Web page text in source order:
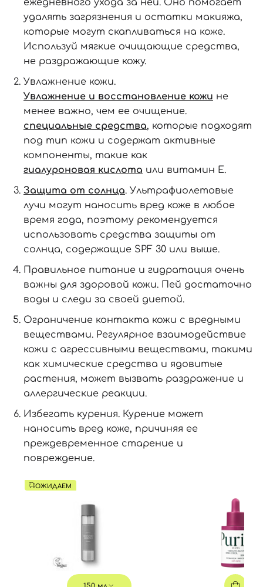
удалять загрязнения и остатки макияжа,
которые могут скапливаться на коже.
Используй мягкие очищающие средства,
не раздражающие кожу.
Увлажнение кожи.
Увлажнение и восстановление кожи не
менее важно, чем ее очищение.
специальные средства, которые подходят
под тип кожи и содержат активные
компоненты, такие как
гиалуроновая кислота или витамин Е.
Защита от солнца. Ультрафиолетовые
лучи могут наносить вред коже в любое
время года, поэтому рекомендуется
использовать средства защиты от
солнца, содержащие SPF 30 или выше.
Правильное питание и гидратация очень
важны для здоровой кожи. Пей достаточно
воды и следи за своей диетой.
Ограничение контакта кожи с вредными
веществами. Регулярное взаимодействие
кожи с агрессивными веществами, такими
как химические средства и ядовитые
растения, может вызвать раздражение и
аллергические реакции.
Избегать курения. Курение может
наносить вред коже, причиняя ее
преждевременное старение и
повреждение.
ОЖИДАЕМ